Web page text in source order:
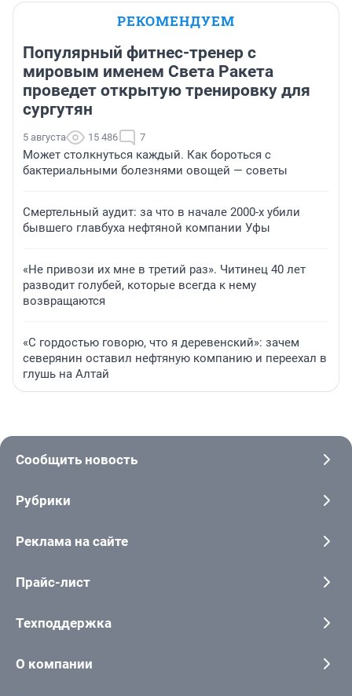
РЕКОМЕНДУЕМ
Популярный фитнес-тренер с
мировым именем Света Ракета
проведет открытую тренировку для
сургутян
5 августа 15 486 7
Может столкнуться каждый. Как бороться с
бактериальными болезнями овощей — советы
Смертельный аудит: за что в начале 2000-х убили
бывшего главбуха нефтяной компании Уфы
«Не привози их мне в третий раз». Читинец 40 лет
разводит голубей, которые всегда к нему
возвращаются
«С гордостью говорю, что я деревенский»: зачем
северянин оставил нефтяную компанию и переехал в
глушь на Алтай
Сообщить новость
Рубрики
Реклама на сайте
Прайс-лист
Техподдержка
О компании